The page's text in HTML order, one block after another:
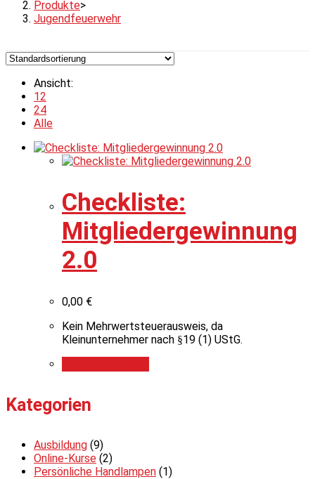
Produkte>
Jugendfeuerwehr
Ansicht:
12
24
Alle
Checkliste:
Mitgliedergewinnung
2.0
0,00 €
Kein Mehrwertsteuerausweis, da
Kleinunternehmer nach §19 (1) UStG.
Kategorien
Ausbildung (9)
Online-Kurse (2)
Persönliche Handlampen (1)